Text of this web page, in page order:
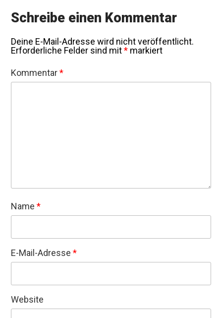
Schreibe einen Kommentar
Deine E-Mail-Adresse wird nicht veröffentlicht.
Erforderliche Felder sind mit* markiert
Kommentar*
Name*
E-Mail-Adresse*
Website